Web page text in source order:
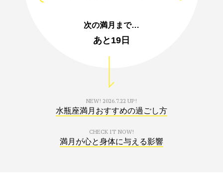
次の満月まで…
あと 19日
NEW! 2026.7.22 UP!
水瓶座満月おすすめの過ごし方
CHECK IT NOW!
満月が心と身体に与える影響